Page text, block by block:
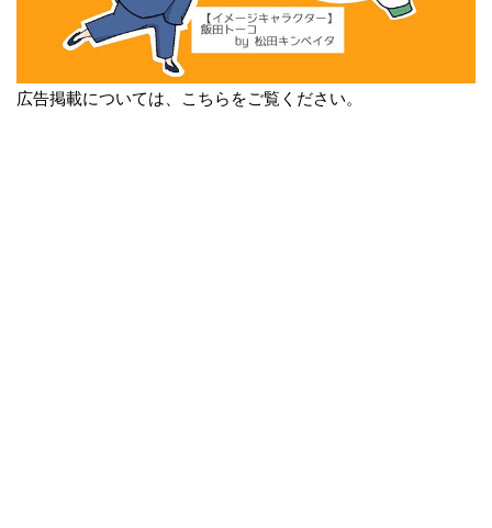
広告掲載については、こちらをご覧ください。